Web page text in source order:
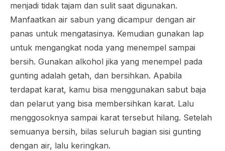
menjadi tidak tajam dan sulit saat digunakan.
Manfaatkan air sabun yang dicampur dengan air
panas untuk mengatasinya. Kemudian gunakan lap
untuk mengangkat noda yang menempel sampai
bersih. Gunakan alkohol jika yang menempel pada
gunting adalah getah, dan bersihkan. Apabila
terdapat karat, kamu bisa menggunakan sabut baja
dan pelarut yang bisa membersihkan karat. Lalu
menggosoknya sampai karat tersebut hilang. Setelah
semuanya bersih, bilas seluruh bagian sisi gunting
dengan air, lalu keringkan.